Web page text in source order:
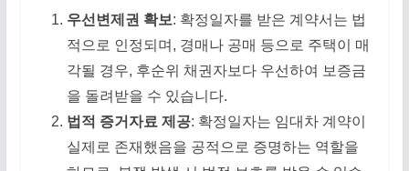
우선변제권 확보: 확정일자를 받은 계약서는 법
적으로 인정되며, 경매나 공매 등으로 주택이 매
각될 경우, 후순위 채권자보다 우선하여 보증금
을 돌려받을 수 있습니다.
법적 증거자료 제공: 확정일자는 임대차 계약이
실제로 존재했음을 공적으로 증명하는 역할을